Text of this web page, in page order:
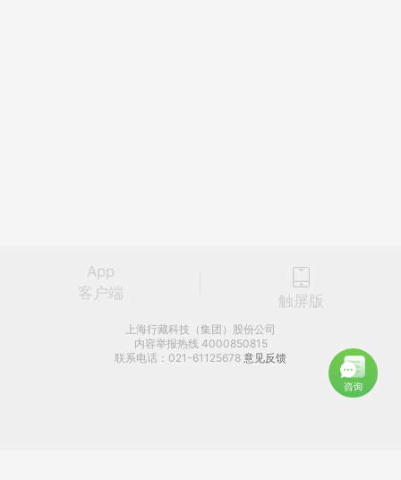
App
客户端
触屏版
上海行藏科技（集团）股份公司
内容举报热线 4000850815
联系电话：021-61125678 意见反馈